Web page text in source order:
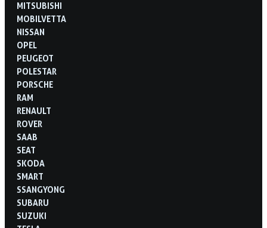
MITSUBISHI
MOBILVETTA
NISSAN
OPEL
PEUGEOT
POLESTAR
PORSCHE
RAM
RENAULT
ROVER
SAAB
SEAT
SKODA
SMART
SSANGYONG
SUBARU
SUZUKI